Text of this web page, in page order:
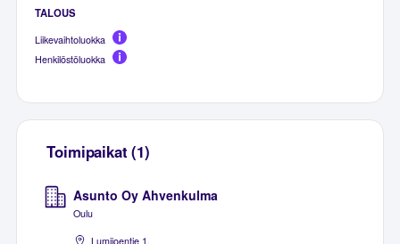
TALOUS
Liikevaihtoluokka
Henkilöstöluokka
Toimipaikat (1)
Asunto Oy Ahvenkulma
Oulu
Lumijoentie 1,